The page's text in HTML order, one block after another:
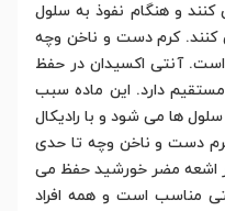
و هنگام نفوذ به سلول
کنند. کرم دست و ناخن وچه
است. آنتی اکسیدان در حفظ
دارد. این ماده سبب
ها می شود و با رادیکال
دست و ناخن وچه تا حدی
اشعه مضر خورشید حفظ می
مناسب است و همه افراد